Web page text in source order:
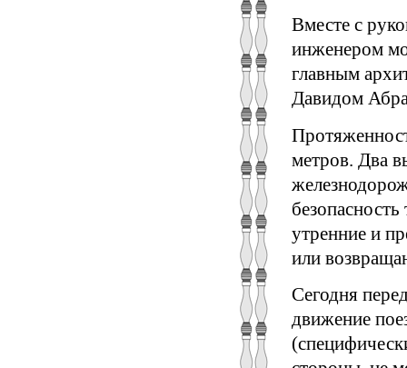
Вместе с
инженером
главным
Давидом
метров. Два
утренние и
или
Сегодня
движение